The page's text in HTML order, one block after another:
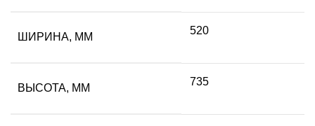
ШИРИНА, ММ
520
ВЫСОТА, ММ
735